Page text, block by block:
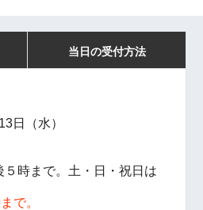
当日の受付方法
日（水）
時まで。 土・日・祝日は
で。